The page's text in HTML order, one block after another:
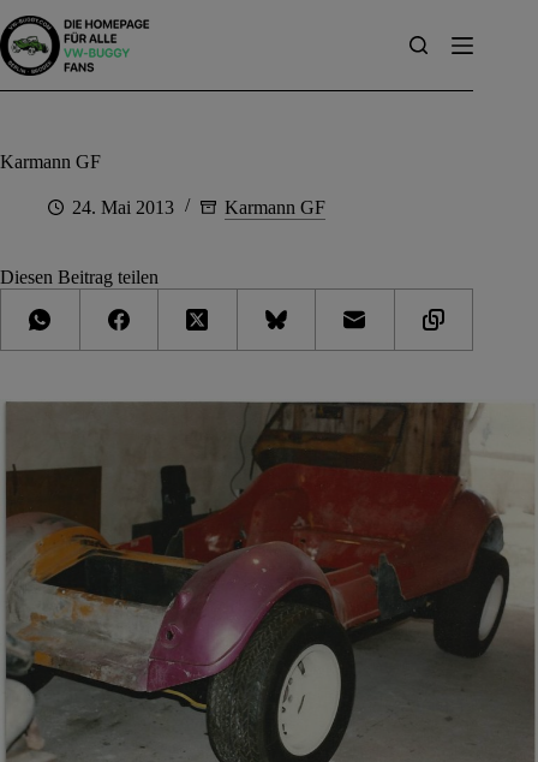
Inhalt
springen
Karmann GF
24. Mai 2013 Karmann GF
Diesen Beitrag teilen